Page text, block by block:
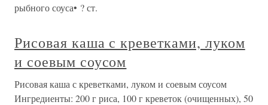
рыбного соуса• ? ст.
Рисовая каша с креветками, луком
и соевым соусом
Рисовая каша с креветками, луком и соевым соусом
Ингредиенты: 200 г риса, 100 г креветок (очищенных), 50